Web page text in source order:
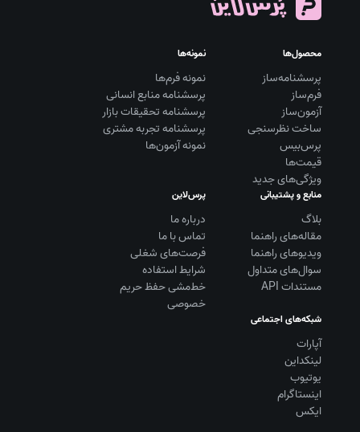
محصول‌ها
پرسشنامه‌ساز
فرم‌ساز
آزمون‌ساز
ساخت نظرسنجی
پرس‌بیس
قیمت‌ها
ویژگی‌های جدید
نمونه‌ها
نمونه فرم‌ها
پرسشنامه منابع انسانی
پرسشنامه تحقیقات بازار
پرسشنامه تجربه مشتری
نمونه آزمون‌ها
منابع و پشتیبانی
بلاگ
مقاله‌های راهنما
ویديوهای راهنما
سوال‌های متداول
مستندات API
پرس‌لاین
درباره ما
تماس با ما
فرصت‌های شغلی
شرایط استفاده
خط‌مشی حفظ حریم
خصوصی
شبکه‌های اجتماعی
آپارات
لینکداین
یوتیوب
اینستاگرام
ایکس